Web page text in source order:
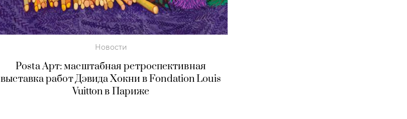
Новости
Posta Арт: масштабная ретроспективная
выставка работ Дэвида Хокни в Fondation Louis
Vuitton в Париже